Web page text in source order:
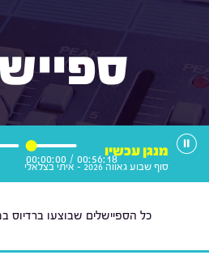
00:56:18
/
00:00:00
מנגן עכשיו
סוף שבוע גאווה 2026 - איתי בצלאלי
כל הספיישלים שבוצעו